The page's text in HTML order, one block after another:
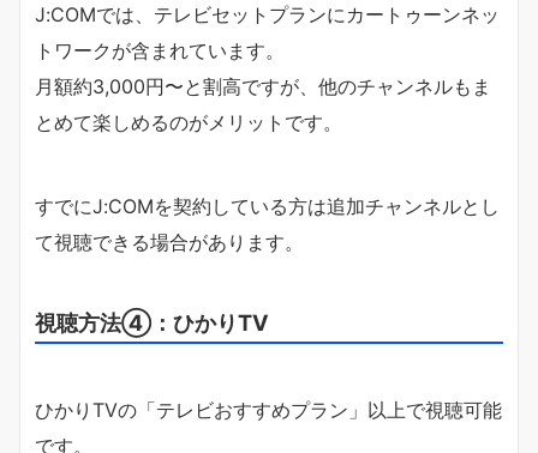
J:COMでは、テレビセットプランにカートゥーンネッ
トワークが含まれています。
月額約3,000円〜と割高ですが、他のチャンネルもま
とめて楽しめるのがメリットです。
すでにJ:COMを契約している方は追加チャンネルとし
て視聴できる場合があります。
視聴方法④：ひかりTV
ひかりTVの「テレビおすすめプラン」以上で視聴可能
です。